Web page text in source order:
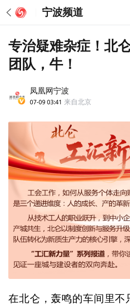
宁波频道
专治疑难杂症！北
团队，牛！
凤凰网宁波
07-09 03:41 来自北京
在北仑，轰鸣的车间里不